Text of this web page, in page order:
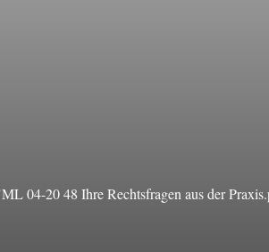
04-20 48 Ihre Rechtsfragen aus der